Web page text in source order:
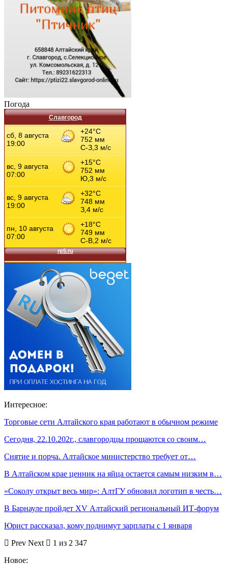
Погода
Славгород
Интересное:
Торговые сети Алтайского края работают в обычном режиме
Сегодня, 22.10.202г., славгородцы прощаются со своим…
Снятие и порча. Алтайское министерство требует от…
В Алтайском крае ценник на яйца остается самым низким в…
«Соколу открыт весь мир»: АлтГУ обновил логотип в честь…
В Барнауле пройдет XV Алтайский региональный ИТ-форум
Юрист рассказал, кому поднимут зарплаты с 1 января
Prev Next
1 из 2 347
Новое: